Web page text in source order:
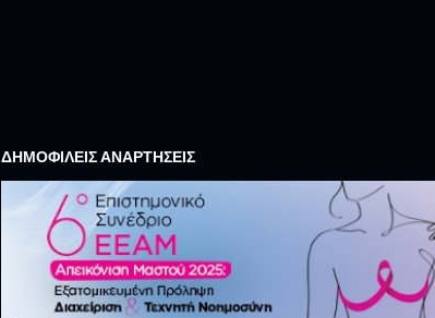
ΔΗΜΟΦΙΛΕΊΣ ΑΝΑΡΤΉΣΕΙΣ